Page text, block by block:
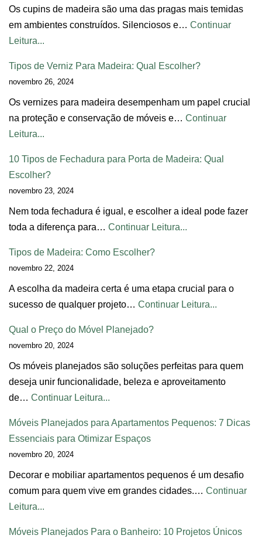
Os cupins de madeira são uma das pragas mais temidas
em ambientes construídos. Silenciosos e… Continuar
Leitura...
Tipos de Verniz Para Madeira: Qual Escolher?
novembro 26, 2024
Os vernizes para madeira desempenham um papel crucial
na proteção e conservação de móveis e… Continuar
Leitura...
10 Tipos de Fechadura para Porta de Madeira: Qual
Escolher?
novembro 23, 2024
Nem toda fechadura é igual, e escolher a ideal pode fazer
toda a diferença para… Continuar Leitura...
Tipos de Madeira: Como Escolher?
novembro 22, 2024
A escolha da madeira certa é uma etapa crucial para o
sucesso de qualquer projeto… Continuar Leitura...
Qual o Preço do Móvel Planejado?
novembro 20, 2024
Os móveis planejados são soluções perfeitas para quem
deseja unir funcionalidade, beleza e aproveitamento
de… Continuar Leitura...
Móveis Planejados para Apartamentos Pequenos: 7 Dicas
Essenciais para Otimizar Espaços
novembro 20, 2024
Decorar e mobiliar apartamentos pequenos é um desafio
comum para quem vive em grandes cidades.… Continuar
Leitura...
Móveis Planejados Para o Banheiro: 10 Projetos Únicos